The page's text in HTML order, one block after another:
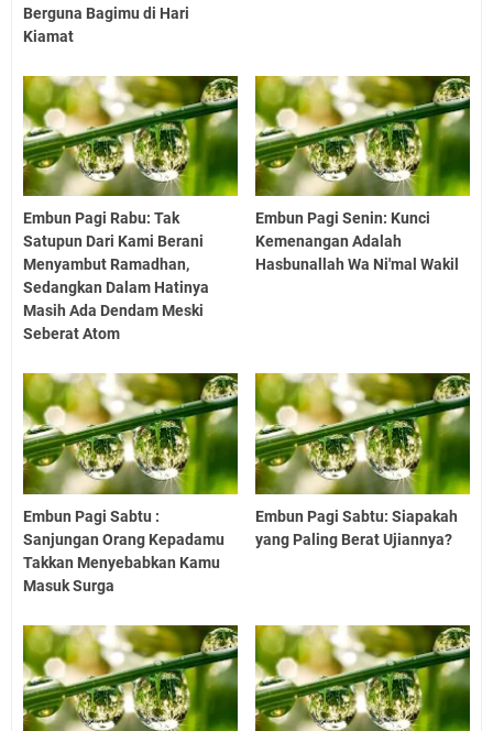
Berguna Bagimu di Hari
Kiamat
Embun Pagi Rabu: Tak
Satupun Dari Kami Berani
Menyambut Ramadhan,
Sedangkan Dalam Hatinya
Masih Ada Dendam Meski
Seberat Atom
Embun Pagi Senin: Kunci
Kemenangan Adalah
Hasbunallah Wa Ni'mal Wakil
Embun Pagi Sabtu :
Sanjungan Orang Kepadamu
Takkan Menyebabkan Kamu
Masuk Surga
Embun Pagi Sabtu: Siapakah
yang Paling Berat Ujiannya?